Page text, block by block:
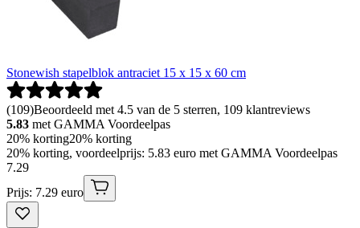
Stonewish stapelblok antraciet 15 x 15 x 60 cm
(109)Beoordeeld met 4.5 van de 5 sterren, 109 klantreviews
5.83 met GAMMA Voordeelpas
20% korting20% korting
20% korting, voordeelprijs: 5.83 euro met GAMMA Voordeelpas
7.29
Prijs: 7.29 euro